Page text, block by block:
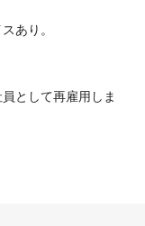
あり。
として再雇用しま